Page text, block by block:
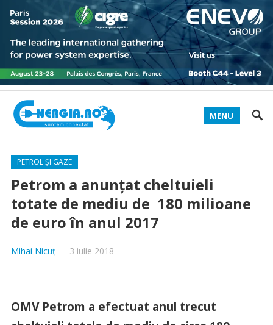
MENU
PETROL ȘI GAZE
Petrom a anunţat cheltuieli
totate de mediu de 180 milioane
de euro în anul 2017
Mihai Nicuț— 3 iulie 2018
OMV Petrom a efectuat anul trecut